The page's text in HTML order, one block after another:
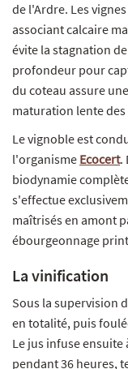
de l'Ardre. Les
associant calcaire
évite la stagnation
profondeur pour
du coteau assure
maturation lente des
Le vignoble est
l'organisme Ecocert.
biodynamie
s'effectue
maîtrisés en amont
ébourgeonnage
La vinification
Sous la supervision
en totalité, puis
Le jus infuse ensuite
pendant 36 heures,